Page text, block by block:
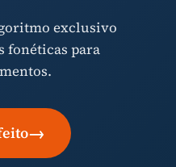
exclusivo
fonéticas para
→